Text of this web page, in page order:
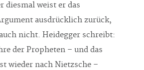
diesmal weist er das
ausdrücklich zurück,
nicht. Heidegger schreibt:
der Propheten – und das
wieder nach Nietzsche –